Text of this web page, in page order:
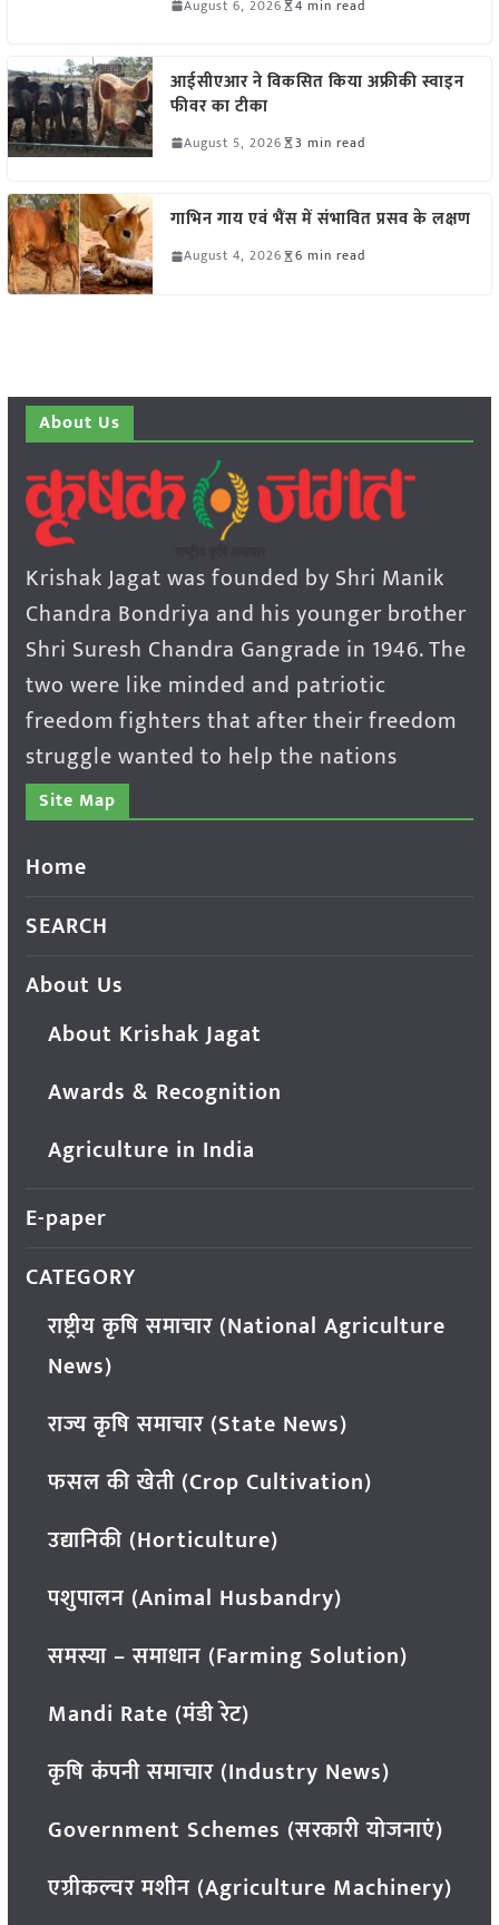
August 6, 2026 4 min read
आईसीएआर ने विकसित किया अफ्रीकी स्वाइन
फीवर का टीका
August 5, 2026 3 min read
गाभिन गाय एवं भैंस में संभावित प्रसव के लक्षण
August 4, 2026 6 min read
About Us
Krishak Jagat was founded by Shri Manik
Chandra Bondriya and his younger brother
Shri Suresh Chandra Gangrade in 1946. The
two were like minded and patriotic
freedom fighters that after their freedom
struggle wanted to help the nations
Site Map
Home
SEARCH
About Us
About Krishak Jagat
Awards & Recognition
Agriculture in India
E-paper
CATEGORY
राष्ट्रीय कृषि समाचार (National Agriculture
News)
राज्य कृषि समाचार (State News)
फसल की खेती (Crop Cultivation)
उद्यानिकी (Horticulture)
पशुपालन (Animal Husbandry)
समस्या – समाधान (Farming Solution)
Mandi Rate (मंडी रेट)
कृषि कंपनी समाचार (Industry News)
Government Schemes (सरकारी योजनाएं)
एग्रीकल्चर मशीन (Agriculture Machinery)